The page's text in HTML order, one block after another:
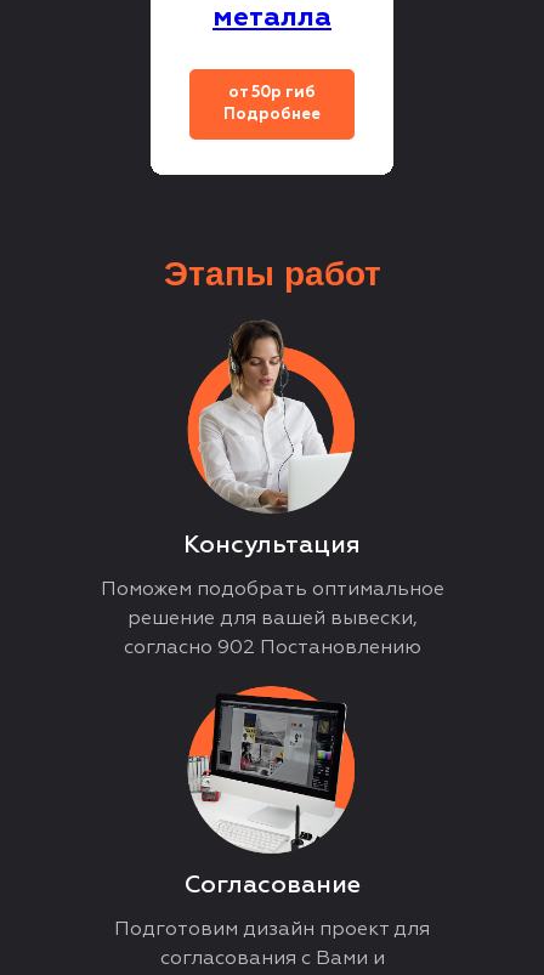
металла
от 50р гиб
Подробнее
Этапы работ
Поможем подобрать оптимальное
решение для вашей вывески,
согласно 902 Постановлению
Консультация
Подготовим дизайн проект для
согласования с Вами и
Согласование